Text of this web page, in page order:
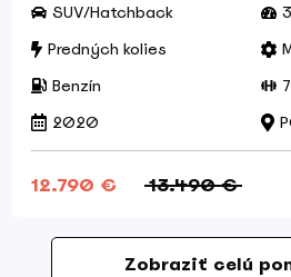
SUV/Hatchback
Predných kolies
Benzín
2020
12.790 € 13.490 €
Zobraziť celú